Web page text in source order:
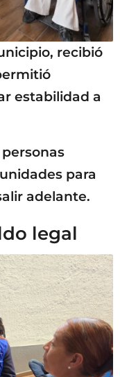
recibió
estabilidad a
para
adelante.
legal